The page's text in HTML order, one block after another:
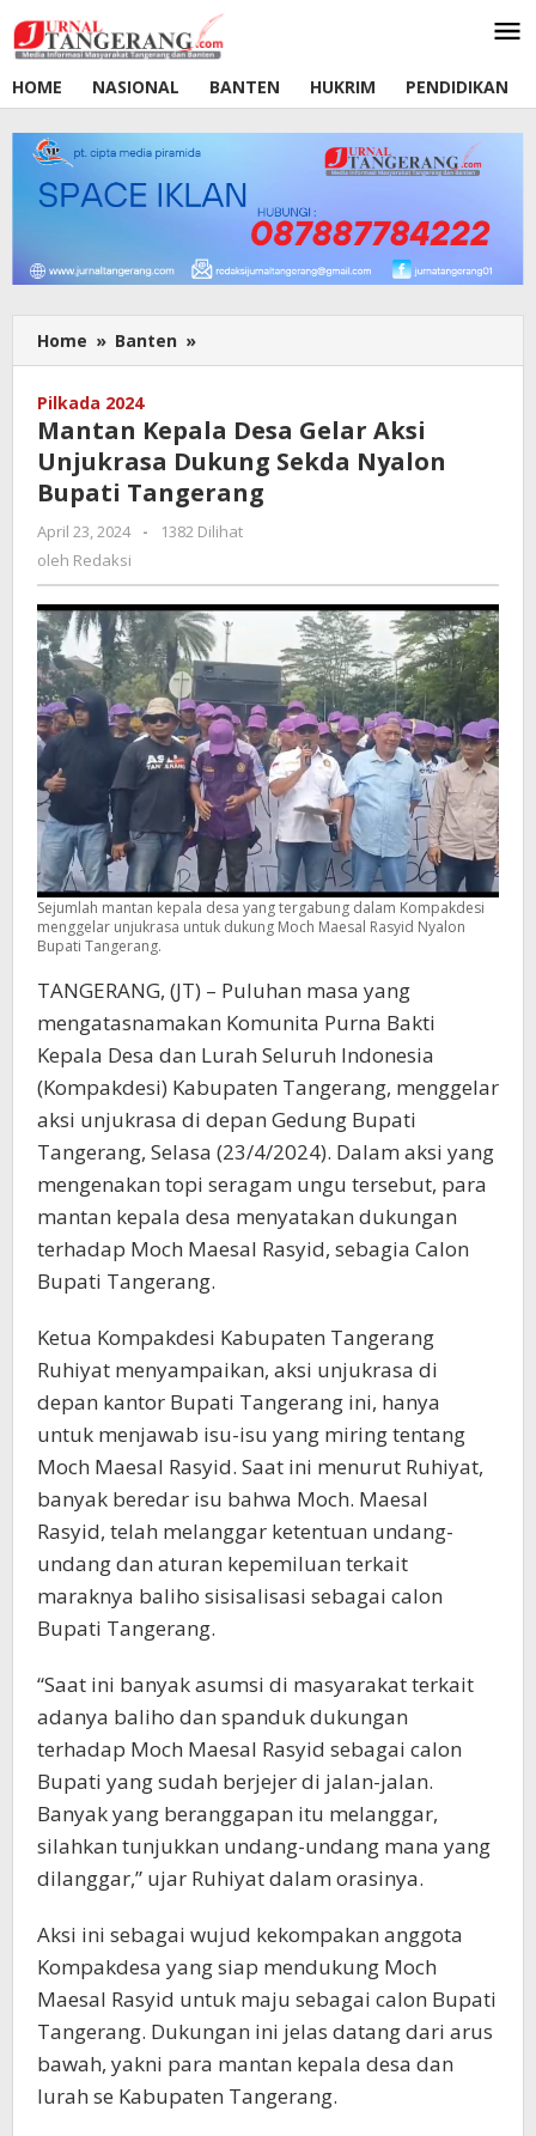
ke
konten
HOME
NASIONAL BANTEN HUKRIM PENDIDIKAN
Home » Banten »
Kepala
Aksi
Unjukrasa
Dukung
Nyalon
Tangerang
Pilkada 2024
Mantan Kepala Desa Gelar Aksi
Unjukrasa Dukung Sekda Nyalon
Bupati Tangerang
April 23, 2024
oleh
-
1382 Dilihat
oleh Redaksi
Sejumlah mantan kepala desa yang tergabung dalam Kompakdesi
menggelar unjukrasa untuk dukung Moch Maesal Rasyid Nyalon
Bupati Tangerang.
TANGERANG, (JT) – Puluhan masa yang
mengatasnamakan Komunita Purna Bakti
Kepala Desa dan Lurah Seluruh Indonesia
(Kompakdesi) Kabupaten Tangerang, menggelar
aksi unjukrasa di depan Gedung Bupati
Tangerang, Selasa (23/4/2024). Dalam aksi yang
mengenakan topi seragam ungu tersebut, para
mantan kepala desa menyatakan dukungan
terhadap Moch Maesal Rasyid, sebagia Calon
Bupati Tangerang.
Ketua Kompakdesi Kabupaten Tangerang
Ruhiyat menyampaikan, aksi unjukrasa di
depan kantor Bupati Tangerang ini, hanya
untuk menjawab isu-isu yang miring tentang
Moch Maesal Rasyid. Saat ini menurut Ruhiyat,
banyak beredar isu bahwa Moch. Maesal
Rasyid, telah melanggar ketentuan undang-
undang dan aturan kepemiluan terkait
maraknya baliho sisisalisasi sebagai calon
Bupati Tangerang.
“Saat ini banyak asumsi di masyarakat terkait
adanya baliho dan spanduk dukungan
terhadap Moch Maesal Rasyid sebagai calon
Bupati yang sudah berjejer di jalan-jalan.
Banyak yang beranggapan itu melanggar,
silahkan tunjukkan undang-undang mana yang
dilanggar,” ujar Ruhiyat dalam orasinya.
Aksi ini sebagai wujud kekompakan anggota
Kompakdesa yang siap mendukung Moch
Maesal Rasyid untuk maju sebagai calon Bupati
Tangerang. Dukungan ini jelas datang dari arus
bawah, yakni para mantan kepala desa dan
lurah se Kabupaten Tangerang.